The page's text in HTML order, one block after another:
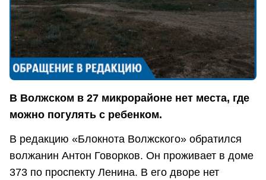
В Волжском в 27 микрорайоне нет места, где
можно погулять с ребенком.
В редакцию «Блокнота Волжского» обратился
волжанин Антон Говорков. Он проживает в доме
373 по проспекту Ленина. В его дворе нет